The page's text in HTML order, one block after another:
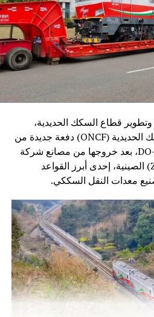
قطاع السكك الحديدية،
تسلّم المكتب الوطني للسكك الحديدية (ONCF) دفعة جديدة من
القاطرات من سلسلة DO-70X، بعد خروجها من مصانع شركة
CRRC بمدينة زييانغ (Ziyang) الصينية، إحدى أبرز القواعد
معدات النقل السككي.